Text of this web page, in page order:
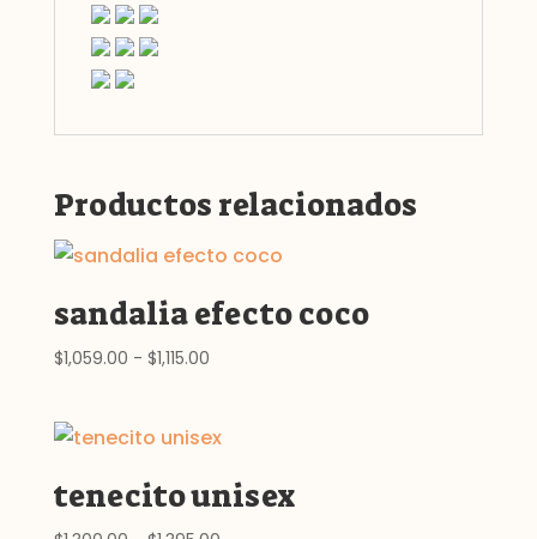
Productos relacionados
sandalia efecto coco
$1,059.00 - $1,115.00Rango
desde
hasta
tenecito unisex